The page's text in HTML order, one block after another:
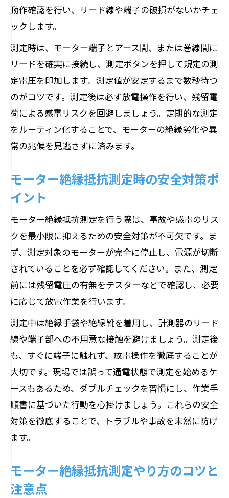
動作確認を行い、リード線や端子の破損がないかチェ
ックします。
測定時は、モーター端子とアース間、または巻線間に
リードを確実に接続し、測定ボタンを押して規定の測
定電圧を印加します。測定値が安定するまで数秒待つ
のがコツです。測定後は必ず放電操作を行い、残留電
荷による感電リスクを回避しましょう。定期的な測定
をルーティン化することで、モーターの絶縁劣化や異
常の兆候を見逃さずに済みます。
モーター絶縁抵抗測定時の安全対策ポ
イント
モーター絶縁抵抗測定を行う際は、事故や感電のリス
クを最小限に抑えるための安全対策が不可欠です。ま
ず、測定対象のモーターが完全に停止し、電源が切断
されていることを必ず確認してください。また、測定
前には残留電圧の有無をテスターなどで確認し、必要
に応じて放電作業を行います。
測定中は絶縁手袋や絶縁靴を着用し、計測器のリード
線や端子部への不用意な接触を避けましょう。測定後
も、すぐに端子に触れず、放電操作を徹底することが
大切です。現場では誤って通電状態で測定を始めるケ
ースもあるため、ダブルチェックを習慣にし、作業手
順書に基づいた行動を心掛けましょう。これらの安全
対策を徹底することで、トラブルや事故を未然に防げ
ます。
モーター絶縁抵抗測定やり方のコツと
注意点